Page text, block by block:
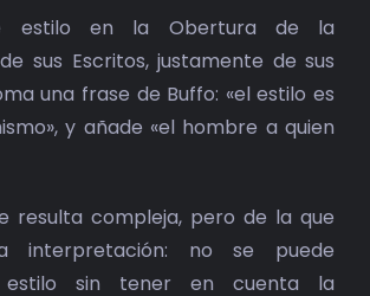
estilo en la Obertura de la
sus Escritos, justamente de sus
una frase de Buffo: «el estilo es
y añade «el hombre a quien
resulta compleja, pero de la que
interpretación: no se puede
sin tener en cuenta la